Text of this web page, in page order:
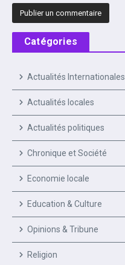
Catégories
Actualités Internationales
Actualités locales
Actualités politiques
Chronique et Société
Economie locale
Education & Culture
Opinions & Tribune
Religion